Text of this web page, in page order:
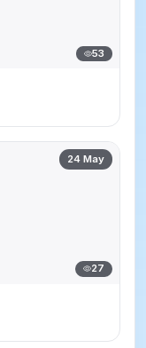
53
24 May
27